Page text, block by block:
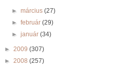
►március(27)
►február(29)
►január(34)
► 2009 (307)
► 2008 (257)